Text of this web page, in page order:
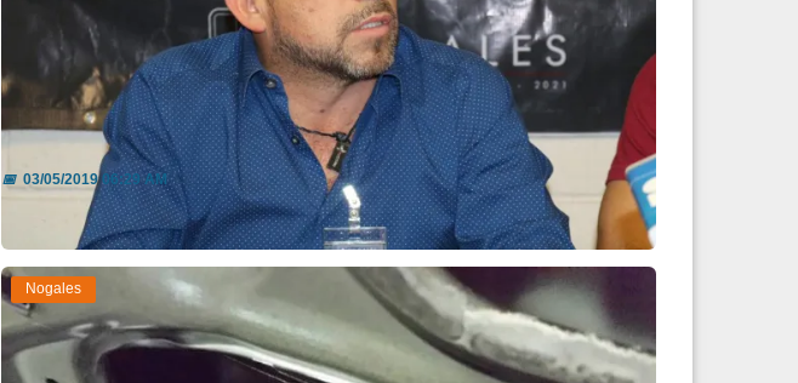
Invitan a la carrera de cinco kilómetros...
📅03/05/2019 06:29 AM
Leer más
Nogales